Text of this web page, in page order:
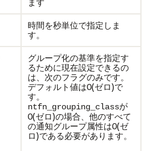
ます
時間を秒単位で指定しま
す。
グループ化の基準を指定す
るために現在設定できるの
は、次のフラグのみです。
デフォルト値は0(ゼロ)で
す。
ntfn_grouping_classが
0(ゼロ)の場合、他のすべて
の通知グループ属性は0(ゼ
ロ)である必要があります。